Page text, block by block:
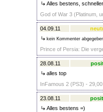
Alles bestens,
God of War 3 (Platinum,
04.09.11
kein Kommenter
Prince of Persia: Die
28.08.11
alles top
InFamous 2 (PS3) -
23.08.11
Alles bestens =)